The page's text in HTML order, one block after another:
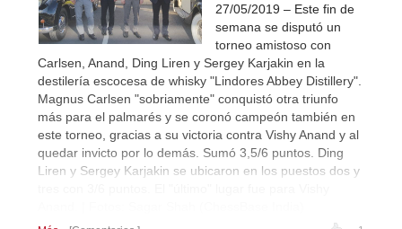
27/05/2019 – Este fin de
semana se disputó un
torneo amistoso con
Carlsen, Anand, Ding Liren y Sergey Karjakin en la
destilería escocesa de whisky "Lindores Abbey Distillery".
Magnus Carlsen "sobriamente" conquistó otra triunfo
más para el palmarés y se coronó campeón también en
este torneo, gracias a su victoria contra Vishy Anand y al
quedar invicto por lo demás. Sumó 3,5/6 puntos. Ding
Liren y Sergey Karjakin se ubicaron en los puestos dos y